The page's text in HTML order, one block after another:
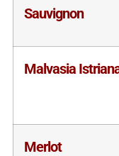
Sauvignon
Malvasia
Merlot